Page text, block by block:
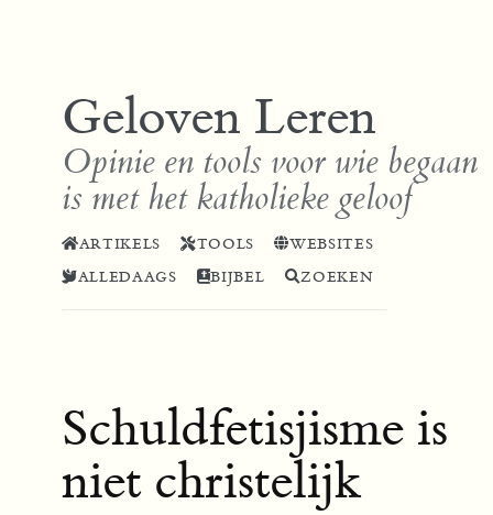
Geloven Leren
Opinie en tools voor wie begaan
is met het katholieke geloof
ARTIKELS TOOLS
WEBSITES
ALLEDAAGS
BIJBEL ZOEKEN
Schuldfetisjisme is
niet christelijk